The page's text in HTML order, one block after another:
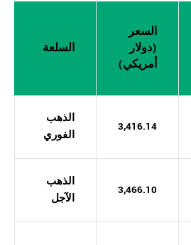
السلعة
السعر
(دولار
أمريكي)
الذهب
الفوري
3,416.14
الذهب
الآجل
3,466.10